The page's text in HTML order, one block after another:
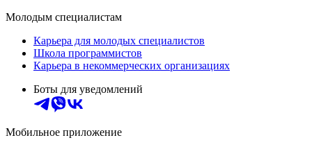
Молодым специалистам
Карьера для молодых специалистов
Школа программистов
Карьера в некоммерческих организациях
Боты для уведомлений
Мобильное приложение